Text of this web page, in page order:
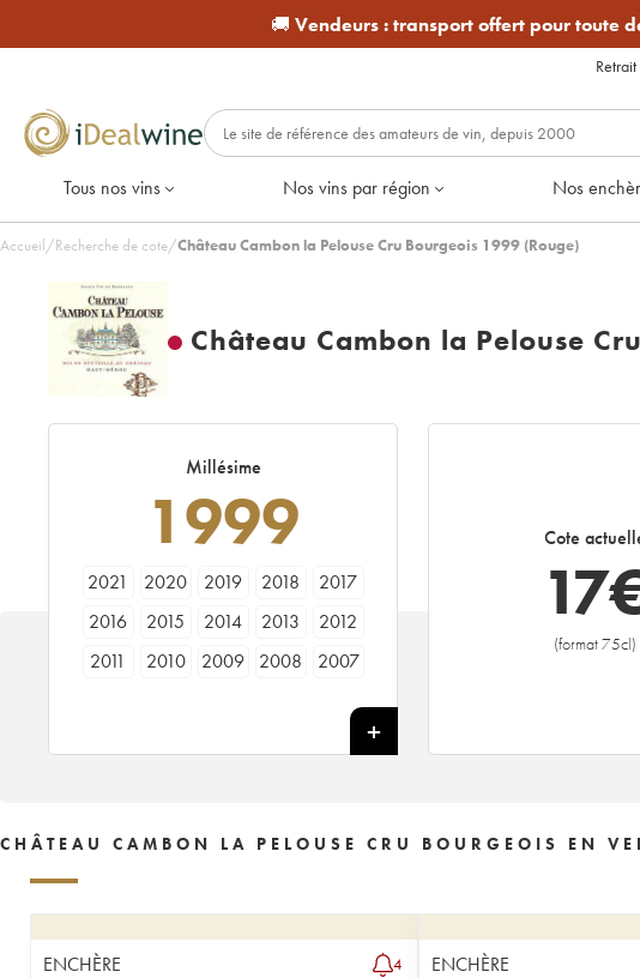
🚚 Vendeurs :transport offert pour toute
Tous nos vins Nos vins par région Nos
Accueil/Recherche de cote/Château Cambon la Pelouse Cru Bourgeois 1999 (Rouge)
Château Cambon la Pelouse
Millésime
1999
2021 2020 2019 2018
2017
2016
2015 2014 2013
2012
2011
2010 2009 2008
2007
Cote
17
(format 75cl)
CHÂTEAU CAMBON LA PELOUSE CRU BOURGEOIS EN
ENCHÈRE 4 ENCHÈRE